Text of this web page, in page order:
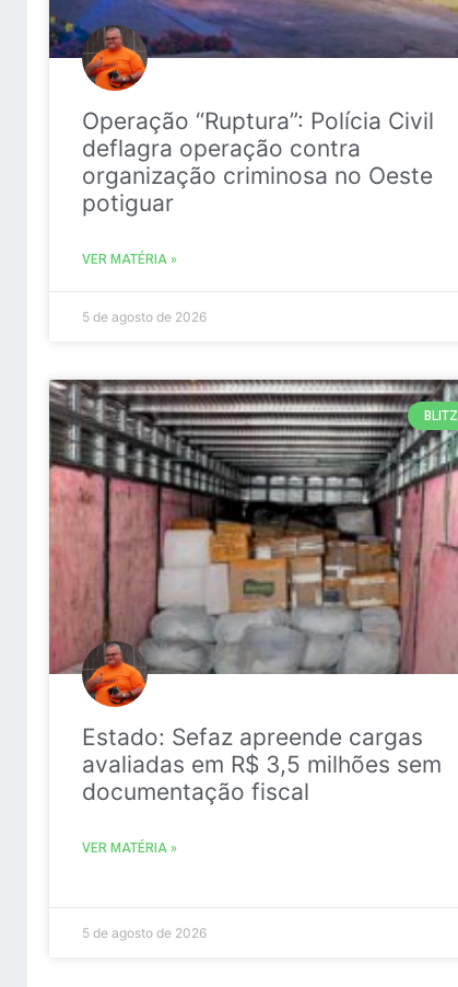
Operação “Ruptura”: Polícia Civil
deflagra operação contra
organização criminosa no Oeste
potiguar
VER MATÉRIA »
5 de agosto de 2026
BLITZ
Estado: Sefaz apreende cargas
avaliadas em R$ 3,5 milhões sem
documentação fiscal
VER MATÉRIA »
5 de agosto de 2026